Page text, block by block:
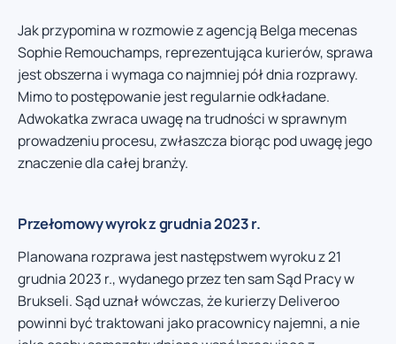
Jak przypomina w rozmowie z agencją Belga mecenas
Sophie Remouchamps, reprezentująca kurierów, sprawa
jest obszerna i wymaga co najmniej pół dnia rozprawy.
Mimo to postępowanie jest regularnie odkładane.
Adwokatka zwraca uwagę na trudności w sprawnym
prowadzeniu procesu, zwłaszcza biorąc pod uwagę jego
znaczenie dla całej branży.
Przełomowy wyrok z grudnia 2023 r.
Planowana rozprawa jest następstwem wyroku z 21
grudnia 2023 r., wydanego przez ten sam Sąd Pracy w
Brukseli. Sąd uznał wówczas, że kurierzy Deliveroo
powinni być traktowani jako pracownicy najemni, a nie